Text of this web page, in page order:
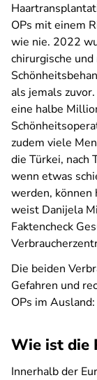
OPs mit einem
wie nie. 2022
chirurgische
als jemals
eine halbe
zudem viele
die Türkei, nach
wenn etwas
werden, können
weist Danijela
Faktencheck
Die beiden
Gefahren und
OPs im Ausland:
Wie ist die
Innerhalb der